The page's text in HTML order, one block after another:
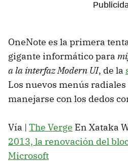
OneNote es la primera
gigante informático para
a la interfaz Modern UI, de la
Los nuevos menús
manejarse con los dedos
Vía | The Verge En Xataka
2013, la renovación del
Microsoft